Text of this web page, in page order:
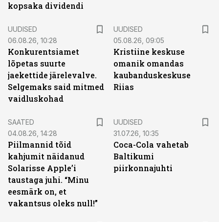
kopsaka dividendi
UUDISED
06.08.26, 10:28
Konkurentsiamet
lõpetas suurte
jaekettide järelevalve.
Selgemaks said mitmed
vaidluskohad
UUDISED
05.08.26, 09:05
Kristiine keskuse
omanik omandas
kaubanduskeskuse
Riias
SAATED
04.08.26, 14:28
Piilmannid tõid
kahjumit näidanud
Solarisse Apple’i
taustaga juhi. “Minu
eesmärk on, et
vakantsus oleks null!”
UUDISED
31.07.26, 10:35
Coca-Cola vahetab
Baltikumi
piirkonnajuhti